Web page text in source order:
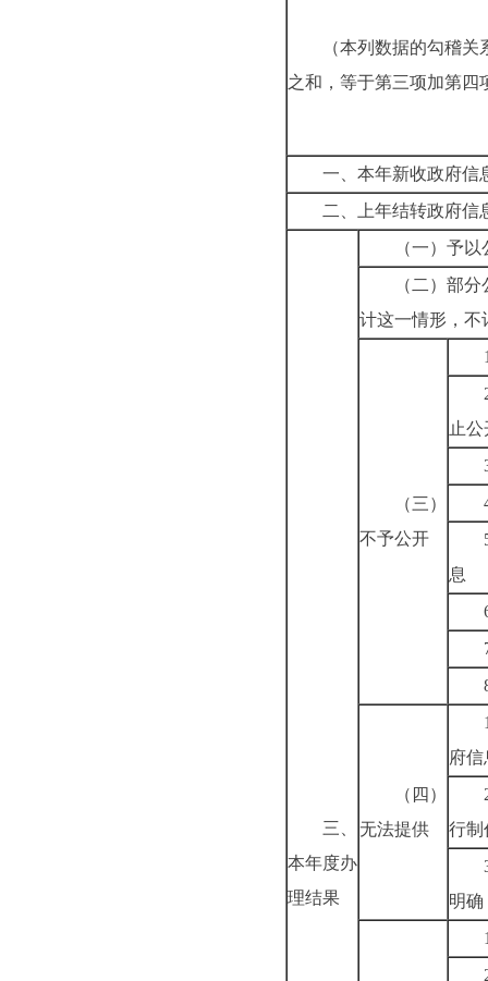
（本列数据的勾稽
之和，等于第三项加第四
一、本年新收政府信
二、上年结转政府信
三、
本年度办
理结果
（一）予以
（二）部分
计这一情形，不
（三）
不予公开
止公
息
（四）
无法提供
府信
行制
明确